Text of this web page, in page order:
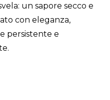
un sapore secco e
con eleganza,
persistente e